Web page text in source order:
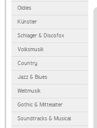
Oldies
Künstler
Schlager & Discofox
Volksmusik
Country
Jazz & Blues
Weltmusik
Gothic & Mittelalter
Soundtracks & Musical